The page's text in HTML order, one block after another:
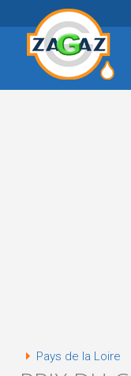
Pays de la Loire